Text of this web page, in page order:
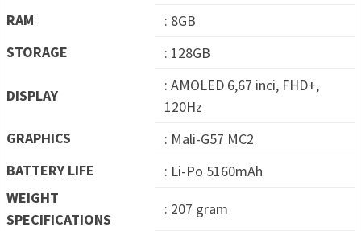
RAM
: 8GB
STORAGE
: 128GB
DISPLAY
: AMOLED 6,67 inci, FHD+,
120Hz
GRAPHICS
: Mali-G57 MC2
BATTERY LIFE
: Li-Po 5160mAh
WEIGHT
SPECIFICATIONS
: 207 gram